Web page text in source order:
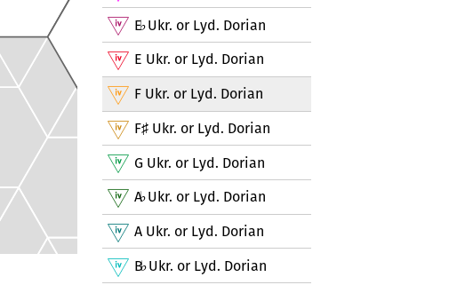
E♭Ukr. or Lyd. Dorian
E Ukr. or Lyd. Dorian
F Ukr. or Lyd. Dorian
F♯ Ukr. or Lyd. Dorian
G Ukr. or Lyd. Dorian
A♭Ukr. or Lyd. Dorian
A Ukr. or Lyd. Dorian
B♭Ukr. or Lyd. Dorian